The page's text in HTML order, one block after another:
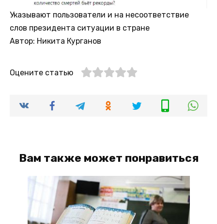
Указывают пользователи и на несоответствие
слов президента ситуации в стране
Автор: Никита Курганов
Оцените статью
Вам также может понравиться